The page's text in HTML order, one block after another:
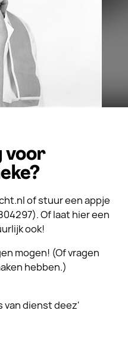
voor
of stuur een appje
Of laat hier een
ook!
mogen! (Of vragen
hebben.)
van dienst deez'